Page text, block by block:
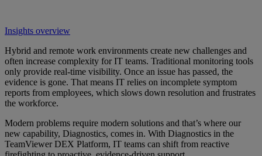
Insights overview
Hybrid and remote work environments create new challenges and
often increase complexity for IT teams. Traditional monitoring tools
only provide real-time visibility. Once an issue has passed, the
evidence is gone. That means IT relies on incomplete symptom
reports from employees, which slows down resolution and frustrates
the workforce.
Modern problems require modern solutions and that’s where our
new capability, Diagnostics, comes in. With Diagnostics in the
TeamViewer DEX Platform, IT teams can shift from reactive